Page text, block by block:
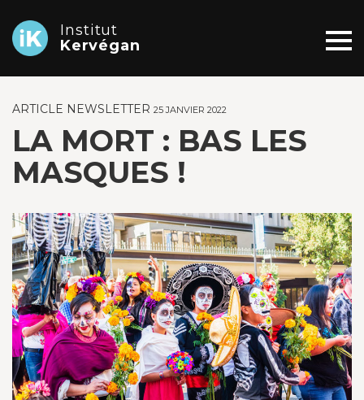
Institut
Kervégan
ARTICLE NEWSLETTER 25 JANVIER 2022
LA MORT : BAS LES
MASQUES !